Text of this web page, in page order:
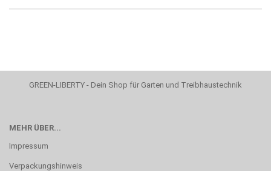
GREEN-LIBERTY - Dein Shop für Garten und Treibhaustechnik
MEHR ÜBER...
Impressum
Verpackungshinweis